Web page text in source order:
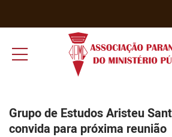
Grupo de Estudos Aristeu
convida para próxima reunião